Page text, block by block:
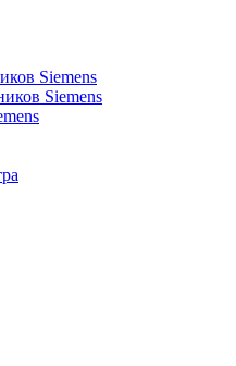
Siemens
Siemens